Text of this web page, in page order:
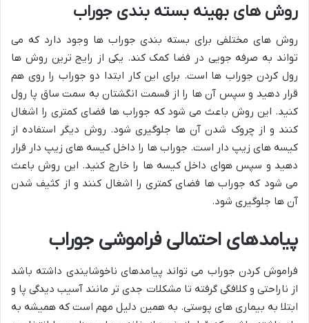
روش های بهینه بسته بندی جوراب
روش های مختلفی برای بسته بندی جوراب ها وجود دارد که می
تواند به صرفه جویی در فضا کمک کند. یکی از رایج ترین روش ها
رول کردن جوراب ها است. برای این کار ابتدا دو جوراب را روی هم
قرار دهید و سپس آن ها را از قسمت انگشتان به سمت ساق پا رول
کنید. این روش باعث می شود که جوراب ها فضای کمتری را اشغال
کنند و از چروک شدن آن ها جلوگیری شود. روش دیگر استفاده از
کیسه های زیپ دار است. جوراب ها را داخل کیسه های زیپ دار قرار
دهید و سپس هوای داخل کیسه ها را خارج کنید. این روش باعث
می شود که جوراب ها فضای کمتری را اشغال کنند و از کثیف شدن
آن ها جلوگیری شود.
پیامدهای احتمالی فراموشی جوراب
فراموش کردن جوراب می تواند پیامدهای ناخوشایندی داشته باشد
از ناراحتی و کلافگی گرفته تا مشکلات جدی تر مانند آسیب دیدگی پا و
ابتلا به بیماری های پوستی. به همین دلیل مهم است که همیشه به